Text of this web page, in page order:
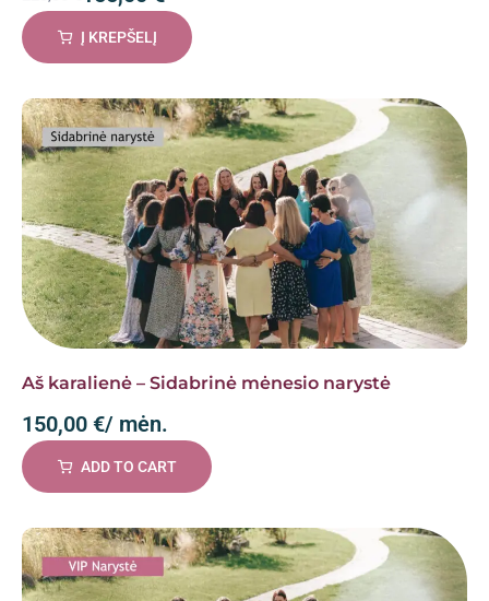
Į KREPŠELĮ
Aš karalienė – Sidabrinė mėnesio narystė
150,00 €/ mėn.
ADD TO CART